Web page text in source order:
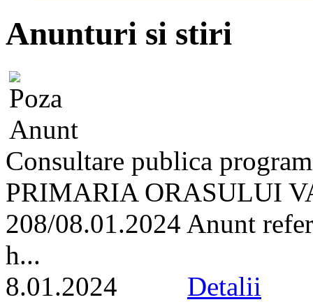
Anunturi si stiri
Consultare publica
PRIMARIA ORASULUI
208/08.01.2024 Anunt
h...
8.01.2024 Detalii